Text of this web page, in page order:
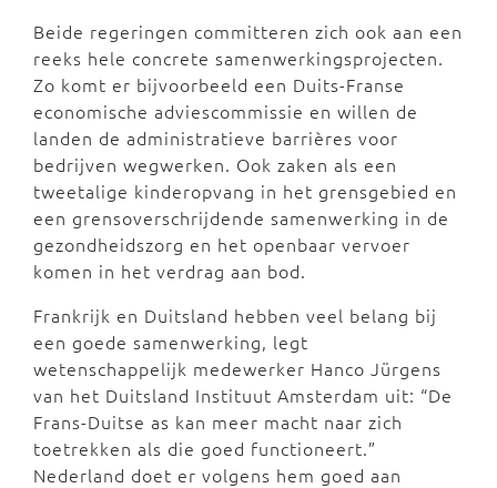
Beide regeringen committeren zich ook aan een
reeks hele concrete samenwerkingsprojecten.
Zo komt er bijvoorbeeld een Duits-Franse
economische adviescommissie en willen de
landen de administratieve barrières voor
bedrijven wegwerken. Ook zaken als een
tweetalige kinderopvang in het grensgebied en
een grensoverschrijdende samenwerking in de
gezondheidszorg en het openbaar vervoer
komen in het verdrag aan bod.
Frankrijk en Duitsland hebben veel belang bij
een goede samenwerking, legt
wetenschappelijk medewerker Hanco Jürgens
van het Duitsland Instituut Amsterdam uit: “De
Frans-Duitse as kan meer macht naar zich
toetrekken als die goed functioneert.”
Nederland doet er volgens hem goed aan